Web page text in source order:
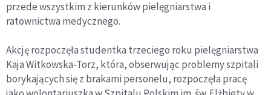
przede wszystkim z kierunków pielęgniarstwa i
ratownictwa medycznego.
Akcję rozpoczęła studentka trzeciego roku pielęgniarstwa
Kaja Witkowska-Torz, która, obserwując problemy szpitali
borykających się z brakami personelu, rozpoczęła pracę